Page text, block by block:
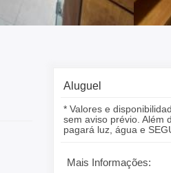
Aluguel
* Valores e
sem aviso prévio. Além
pagará luz, água e
Mais Informações: